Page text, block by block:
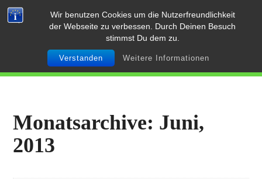
Wir benutzen Cookies um die Nutzerfreundlichkeit
der Webseite zu verbessen. Durch Deinen Besuch
stimmst Du dem zu.
Verstanden Weitere Informationen
Friedensgarten Osnabrück
MENÜS
Monatsarchive: Juni,
2013